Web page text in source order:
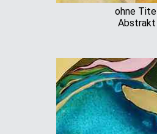
ohne Titel
Abstrakt